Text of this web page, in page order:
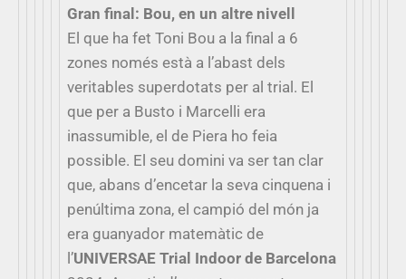
Gran final: Bou, en un altre nivell
El que ha fet Toni Bou a la final a 6
zones només està a l’abast dels
veritables superdotats per al trial. El
que per a Busto i Marcelli era
inassumible, el de Piera ho feia
possible. El seu domini va ser tan clar
que, abans d’encetar la seva cinquena i
penúltima zona, el campió del món ja
era guanyador matemàtic de
l’UNIVERSAE Trial Indoor de Barcelona